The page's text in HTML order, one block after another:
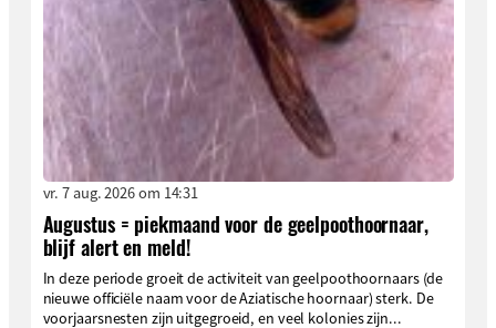
vr. 7 aug. 2026 om 14:31
Augustus = piekmaand voor de geelpoothoornaar,
blijf alert en meld!
In deze periode groeit de activiteit van geelpoothoornaars (de
nieuwe officiële naam voor de Aziatische hoornaar) sterk. De
voorjaarsnesten zijn uitgegroeid, en veel kolonies zijn...